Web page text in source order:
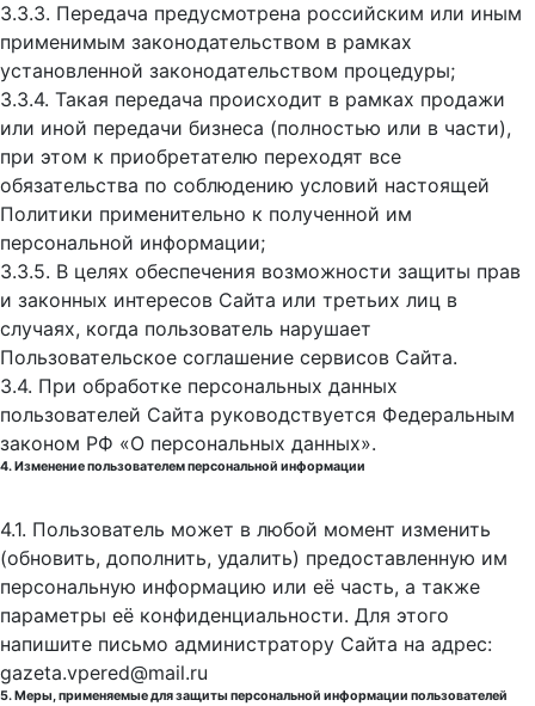
3.3.3. Передача предусмотрена российским или иным
применимым законодательством в рамках
установленной законодательством процедуры;
3.3.4. Такая передача происходит в рамках продажи
или иной передачи бизнеса (полностью или в части),
при этом к приобретателю переходят все
обязательства по соблюдению условий настоящей
Политики применительно к полученной им
персональной информации;
3.3.5. В целях обеспечения возможности защиты прав
и законных интересов Сайта или третьих лиц в
случаях, когда пользователь нарушает
Пользовательское соглашение сервисов Сайта.
3.4. При обработке персональных данных
пользователей Сайта руководствуется Федеральным
законом РФ «О персональных данных».
4. Изменение пользователем персональной информации
4.1. Пользователь может в любой момент изменить
(обновить, дополнить, удалить) предоставленную им
персональную информацию или её часть, а также
параметры её конфиденциальности. Для этого
напишите письмо администратору Сайта на адрес:
gazeta.vpered@mail.ru
5. Меры, применяемые для защиты персональной информации пользователей